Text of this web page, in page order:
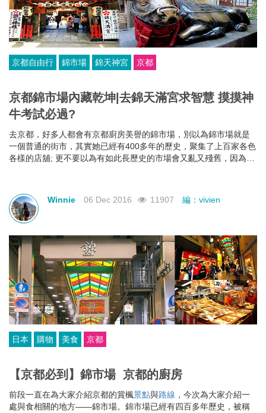
京都自由行 錦市場 錦天神宮 京都
京都錦市場內藏乾坤|去錦天滿宮求智慧 摸摸神
牛考試必過?
去京都，好多人都會有京都廚房美譽的錦市場，別以為錦市場就是
一個普通的街市，其實她已經有400多年的歷史，聚集了上百家各色
各樣的店舖; 更不要以為有如此長歷史的市場會又亂又殘舊，因為這
Winnie
06 Dec 2016 11907 編：vivien
日本 購物 美食 京都
【京都必到】錦市場 京都的廚房
前段一直在為大家介紹京都的賞楓景點與路線 ，今次為大家介紹一
處與食相關的地方——錦市場。錦市場已經有四百多年歷史，被稱